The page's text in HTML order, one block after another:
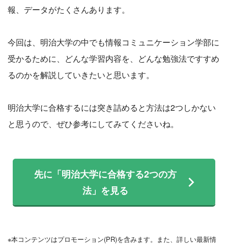
報、データがたくさんあります。
今回は、明治大学の中でも情報コミュニケーション学部に
受かるために、どんな学習内容を、どんな勉強法ですすめ
るのかを解説していきたいと思います。
明治大学に合格するには突き詰めると方法は2つしかない
と思うので、ぜひ参考にしてみてくださいね。
先に「明治大学に合格する2つの方
法」を見る
※本コンテンツはプロモーション(PR)を含みます。また、詳しい最新情